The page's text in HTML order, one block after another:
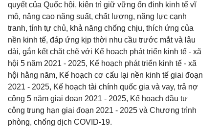
quyết của Quốc hội, kiên trì giữ vững ổn định kinh tế vĩ
mô, nâng cao năng suất, chất lượng, năng lực cạnh
tranh, tính tự chủ, khả năng chống chịu, thích ứng của
nền kinh tế, đáp ứng kịp thời nhu cầu trước mắt và lâu
dài, gắn kết chặt chẽ với Kế hoạch phát triển kinh tế - xã
hội 5 năm 2021 - 2025, Kế hoạch phát triển kinh tế - xã
hội hằng năm, Kế hoạch cơ cấu lại nền kinh tế giai đoạn
2021 - 2025, Kế hoạch tài chính quốc gia và vay, trả nợ
công 5 năm giai đoạn 2021 - 2025, Kế hoạch đầu tư
công trung hạn giai đoạn 2021 - 2025 và Chương trình
phòng, chống dịch COVID-19.